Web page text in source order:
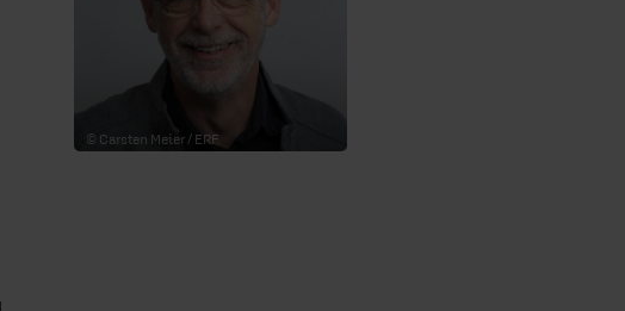
© Carsten Meier / ERF